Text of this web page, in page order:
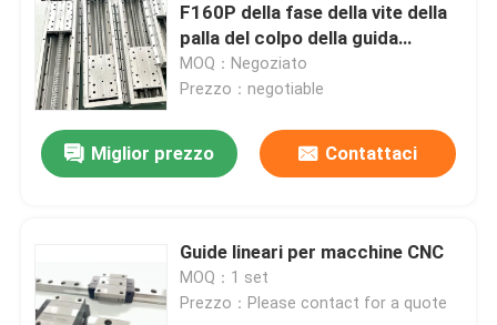
F160P della fase della vite della
palla del colpo della guida
100mm della ferrovia di moto
lineare di CNC
MOQ：Negoziato
Prezzo：negotiable
Miglior prezzo Contattaci
Guide lineari per macchine CNC
MOQ：1 set
Prezzo：Please contact for a quote